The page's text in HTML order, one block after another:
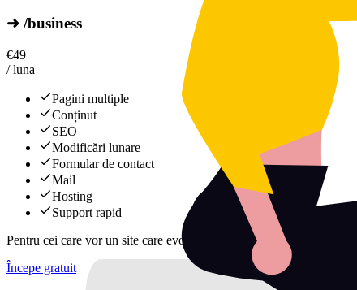
➜ /business
€49
/ luna
Pagini multiple
Conținut
SEO
Modificări lunare
Formular de contact
Mail
Hosting
Support rapid
Pentru cei care vor un site care evoluează constant.
Începe gratuit